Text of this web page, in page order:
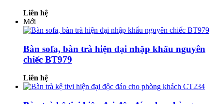
Liên hệ
Mới
Bàn sofa, bàn trà hiện đại nhập khẩu nguyên
chiếc BT979
Liên hệ